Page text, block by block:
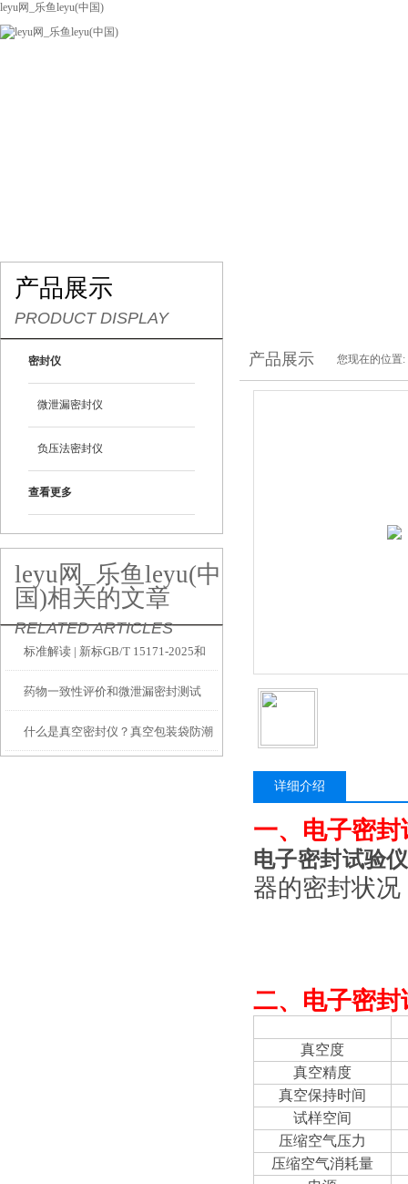
leyu网_乐鱼leyu(中国)
产品展示
PRODUCT DISPLAY
密封仪
微泄漏密封仪
负压法密封仪
查看更多
leyu网_乐鱼leyu(中
国)相关的文章
RELATED ARTICLES
标准解读 | 新标GB/T 15171-2025和
GB/T 17344-2025变化解读
药物一致性评价和微泄漏密封测试
什么是真空密封仪？真空包装袋防潮
产品展示 您现在的位置:
详细介绍
一、 电子密
电子密封试验
器的密封状
二、 电子密
真空度
真空精度
真空保持时间
试样空间
压缩空气压力
压缩空气消耗量